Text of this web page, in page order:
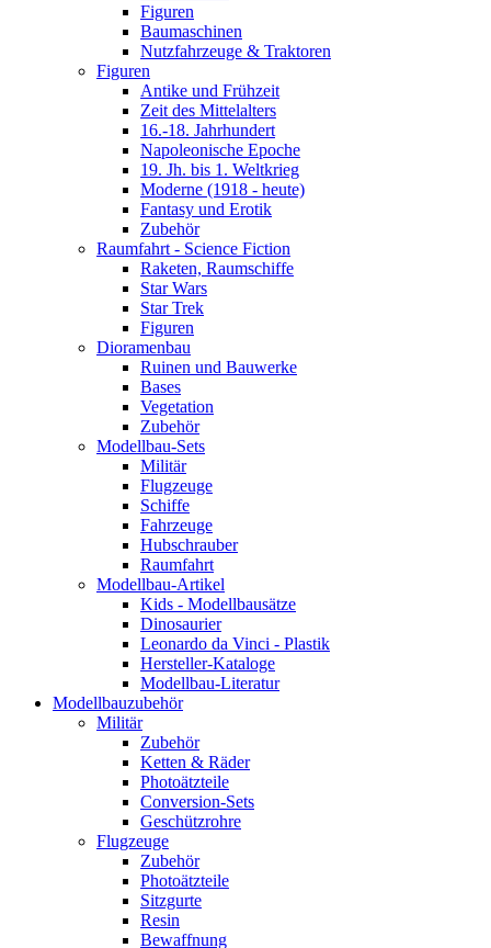
Figuren
Baumaschinen
Nutzfahrzeuge & Traktoren
Figuren
Antike und Frühzeit
Zeit des Mittelalters
16.-18. Jahrhundert
Napoleonische Epoche
19. Jh. bis 1. Weltkrieg
Moderne (1918 - heute)
Fantasy und Erotik
Zubehör
Raumfahrt - Science Fiction
Raketen, Raumschiffe
Star Wars
Star Trek
Figuren
Dioramenbau
Ruinen und Bauwerke
Bases
Vegetation
Zubehör
Modellbau-Sets
Militär
Flugzeuge
Schiffe
Fahrzeuge
Hubschrauber
Raumfahrt
Modellbau-Artikel
Kids - Modellbausätze
Dinosaurier
Leonardo da Vinci - Plastik
Hersteller-Kataloge
Modellbau-Literatur
Modellbauzubehör
Militär
Zubehör
Ketten & Räder
Photoätzteile
Conversion-Sets
Geschützrohre
Flugzeuge
Zubehör
Photoätzteile
Sitzgurte
Resin
Bewaffnung